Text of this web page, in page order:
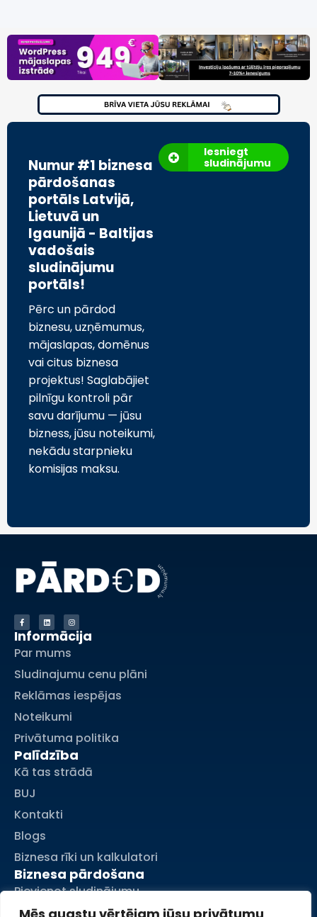
Numur #1 biznesa
pārdošanas
portāls Latvijā,
Lietuvā un
Igaunijā - Baltijas
vadošais
sludinājumu
portāls!
Pērc un pārdod
biznesu, uzņēmumus,
mājaslapas, domēnus
vai citus biznesa
projektus! Saglabājiet
pilnīgu kontroli pār
savu darījumu — jūsu
bizness, jūsu noteikumi,
nekādu starpnieku
komisijas maksu.
Iesniegt
sludinājumu
Informācija
Par mums
Sludinajumu cenu plāni
Reklāmas iespējas
Noteikumi
Privātuma politika
Palīdzība
Kā tas strādā
BUJ
Kontakti
Blogs
Biznesa rīki un kalkulatori
Biznesa pārdošana
Pievienot sludinājumu
Mani sludinājumi